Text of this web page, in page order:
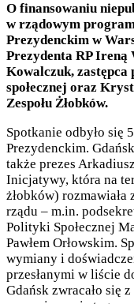
O finansowaniu
w rządowym
Prezydenckim w
Prezydenta RP
Kowalczuk, zastępca
społecznej oraz
Zespołu Żłobków.
Spotkanie odbyło się
Prezydenckim.
także prezes
Inicjatywy, która na
żłobków)
rządu – m.in.
Polityki Społecznej
Pawłem Orłowskim.
wymiany i
przesłanymi w liście
Gdańsk zwracało się